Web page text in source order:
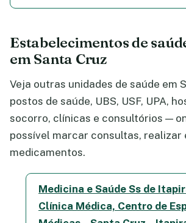
Estabelecimentos de
em Santa Cruz
Veja outras unidades de saúde em
postos de saúde, UBS, USF, UPA,
socorro, clínicas e consultórios —
possível marcar consultas, realizar
medicamentos.
Medicina e Saúde Ss de
Clínica Médica, Centro de